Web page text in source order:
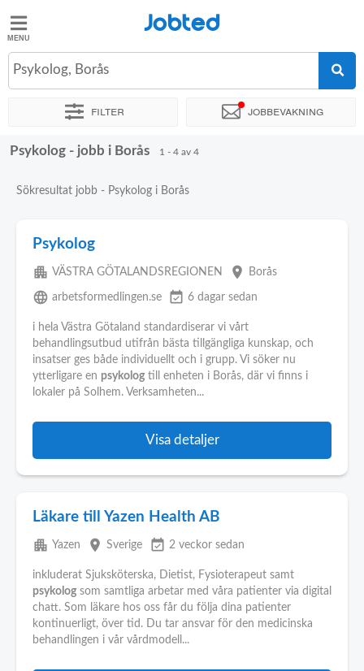
Jobted
Jobb
Jobted
Psykolog, Borås
Filter Jobbevakning
Sortera efter Exakt plats Företag
Psykolog - jobb i Borås 1 - 4 av 4
Sökresultat jobb - Psykolog i Borås
Psykolog
apartment VÄSTRA GÖTALANDSREGIONEN place Borås
language arbetsformedlingen.se event_available 6 dagar sedan
i hela Västra Götaland standardiserar vi vårt
behandlingsutbud utifrån bästa tillgängliga kunskap, och
insatser ges både individuellt och i grupp. Vi söker nu
ytterligare en psykolog till enheten i Borås, där vi finns i
lokaler på Solhem. Verksamheten...
Visa detaljer
Läkare till Yazen Health AB
apartment Yazen place Sverige event_available 2 veckor sedan
inkluderat Sjuksköterska, Dietist, Fysioterapeut samt
psykolog som samtliga arbetar med våra patienter via digital
chatt. Som läkare hos oss får du följa dina patienter
kontinuerligt, över tid. Du tar ansvar för den medicinska
behandlingen i vår vårdmodell...